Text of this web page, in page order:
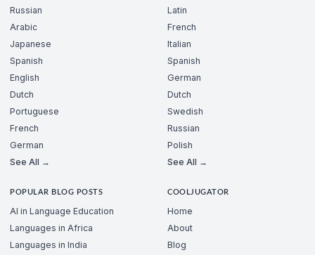
Russian
Arabic
Japanese
Spanish
English
Dutch
Portuguese
French
German
See All →
Latin
French
Italian
Spanish
German
Dutch
Swedish
Russian
Polish
See All →
POPULAR BLOG POSTS
AI in Language Education
Languages in Africa
Languages in India
COOLJUGATOR
Home
About
Blog